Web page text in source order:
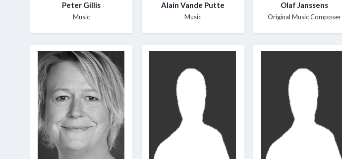
Peter Gillis
Music
Alain Vande Putte
Music
Olaf Janssens
Original Music Composer